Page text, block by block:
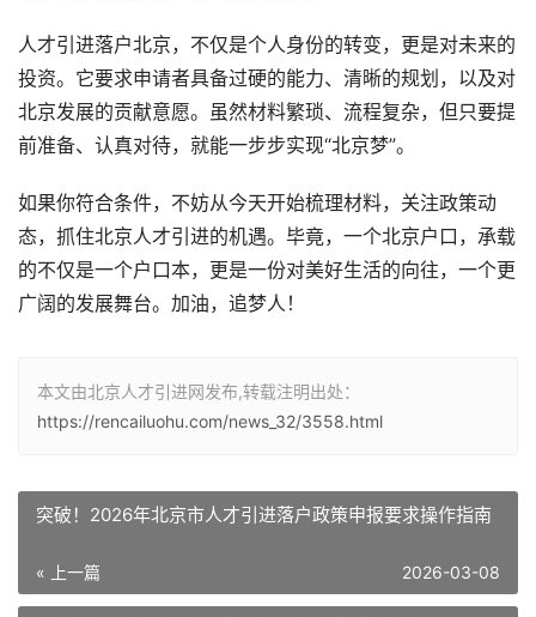
人才引进落户北京，不仅是个人身份的转变，更是对未来的
投资。它要求申请者具备过硬的能力、清晰的规划，以及对
北京发展的贡献意愿。虽然材料繁琐、流程复杂，但只要提
前准备、认真对待，就能一步步实现“北京梦”。
如果你符合条件，不妨从今天开始梳理材料，关注政策动
态，抓住北京人才引进的机遇。毕竟，一个北京户口，承载
的不仅是一个户口本，更是一份对美好生活的向往，一个更
广阔的发展舞台。加油，追梦人！
本文由北京人才引进网发布,转载注明出处：
https://rencailuohu.com/news_32/3558.html
突破！2026年北京市人才引进落户政策申报要求操作指南
« 上一篇 2026-03-08